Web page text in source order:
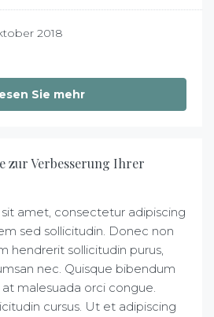
2018
Sie mehr
zur Verbesserung Ihrer
amet, consectetur adipiscing
sed sollicitudin. Donec non
hendrerit sollicitudin purus,
nec. Quisque bibendum
at malesuada orci congue.
cursus. Ut et adipiscing